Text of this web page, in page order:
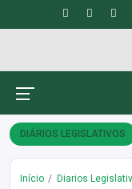
DIÁRIOS LEGISLATIVOS
Início Diarios